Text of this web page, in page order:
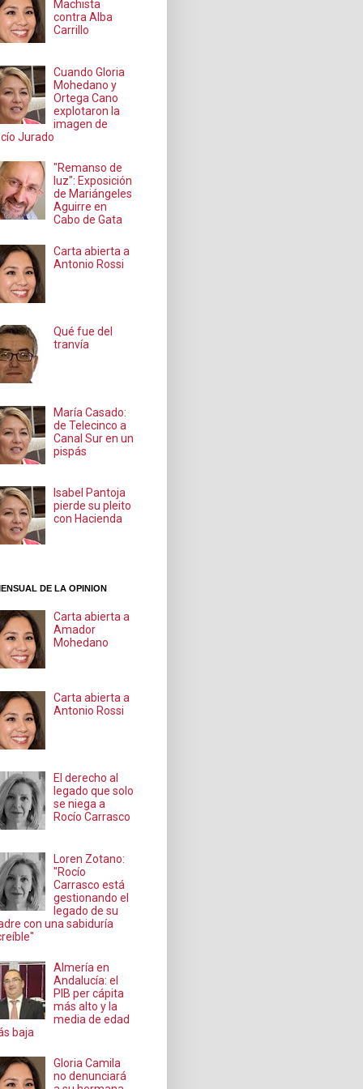
Machista
contra Alba
Carrillo
Cuando Gloria
Mohedano y
Ortega Cano
explotaron la
imagen de
Jurado
"Remanso de
luz": Exposición
de Mariángeles
Aguirre en
Cabo de Gata
Carta abierta a
Antonio Rossi
Qué fue del
tranvía
María Casado:
de Telecinco a
Canal Sur en un
pispás
Isabel Pantoja
pierde su pleito
con Hacienda
DE LA OPINION
Carta abierta a
Amador
Mohedano
Carta abierta a
Antonio Rossi
El derecho al
legado que solo
se niega a
Rocío Carrasco
Loren Zotano:
"Rocío
Carrasco está
gestionando el
legado de su
con una sabiduría
Almería en
Andalucía: el
PIB per cápita
más alto y la
media de edad
baja
Gloria Camila
no denunciará